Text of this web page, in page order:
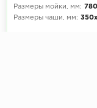
Размеры мойки, мм:
Размеры чаши, мм: